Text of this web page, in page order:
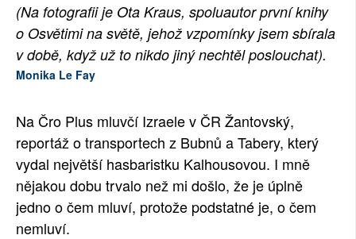
(Na fotografii je Ota Kraus, spoluautor první knihy
o Osvětimi na světě, jehož vzpomínky jsem sbírala
v době, když už to nikdo jiný nechtěl poslouchat).
Monika Le Fay
Na Čro Plus mluvčí Izraele v ČR Žantovský,
reportáž o transportech z Bubnů a Tabery, který
vydal největší hasbaristku Kalhousovou. I mně
nějakou dobu trvalo než mi došlo, že je úplně
jedno o čem mluví, protože podstatné je, o čem
nemluví.